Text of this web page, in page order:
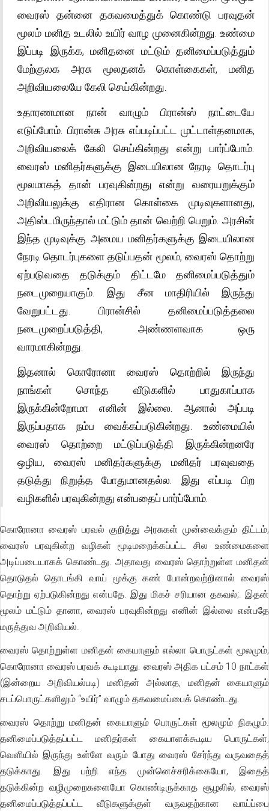
வைரஸ் தன்னை தகவமைத்துக் கொண்டு பரவுதன்
மூலம் மனித உடலில் உயிர் வாழ முனைகின்றது. உண்மை
இப்படி இருக்க, மனிதனை மட்டும் தனிமைப்படுத்தும்
மேற்குலக அரசு மூலதனக் கொள்கைகள், மனித
அறிவியலையே கேலி செய்கின்றது.
உதாரணமான நான் வாழும் பிரான்ஸ் நாட்டையே
எடுப்போம். பிரான்சு அரசு எப்படிப்பட்ட முட்டாள்தனமாக,
அறிவியலைக் கேலி செய்கின்றது என்று பார்ப்போம்.
வைரஸ் மனிதர்களுக்கு இடையிலான நேரடி தொடர்பு
மூலமாகத் தான் பரவுகின்றது என்று வரையறுக்கும்
அறிவியலுக்கு எதிரான கொள்கை முடிவுகளானது,
அதிஸ்டமிருந்தால் மட்டும் தான் வெற்றி பெறும். அரசின்
இந்த முடிவுக்கு அமைய மனிதர்களுக்கு இடையிலான
நேரடி தொடர்புகளை தடுப்பதன் மூலம், வைரஸ் தொற்று
ஏற்படுவதை தடுக்கும் திட்டமே தனிமைப்படுத்தும்
நடைமுறையாகும். இது சீன மாதிரியில் இருந்து
வேறுபட்டது. பிரான்சில் தனிமைப்படுத்தலை
நடைமுறைப்படுத்தி, அண்ணளவாக ஒரு
வாரமாகின்றது.
இதனால் கொரோனா வைரஸ் தொற்றில் இருந்து
நாங்கள் சொந்த வீடுகளில் பாதுகாப்பாக
இருக்கின்றோமா எனின் இல்லை. ஆனால் அப்படி
இருப்பதாக நம்ப வைக்கப்படுகின்றது. உண்மையில்
வைரஸ் தொற்றை மட்டுப்படுத்தி இருக்கின்றனரே
ஒழிய, வைரஸ் மனிதர்களுக்கு மனிதர் பரவுவதை
தடுத்து நிறுத்த போதுமானதல்ல. இது எப்படி பிற
வழிகளில் பரவுகின்றது என்பதைப் பார்ப்போம்.
கொரோனா வைரஸ் பரவல் குறித்து அரசுகள் முன்வைக்கும் திட்டம்,
வைரஸ் பரவுகின்ற வழிகள் மூடிமறைக்கப்பட்ட சில உண்மைகளை
அடிப்படையாகக் கொண்டது. அதாவது வைரஸ் தொற்றுள்ள மனிதன்
தொடுதல் தொடங்கி வாய் மூக்கு கண் போன்றவற்றினால் வைரஸ்
தொற்று ஏற்படுகின்றது என்பதே. இது மிகச் சரியான தகவல்;. இதன்
மூலம் மட்டும் தானா, வைரஸ் பரவுகின்றது எனின் இல்லை என்பதே
மருத்துவ அறிவியல்.
வைரஸ் தொற்றுள்ள மனிதன் கையாளும் எல்லா பொருட்கள் மூலமும்,
கொரோனா வைரஸ் பரவக் கூடியாது. வைரஸ் அதிக பட்சம் 10 நாட்கள்
(இன்றைய அறிவியல்படி) மனிதன் அல்லாத, மனிதன் கையாளும்
சடப்பொருட்களிலும் “உயிர்” வாழும் தகவமைப்பைக் கொண்டது.
வைரஸ் தொற்று மனிதன் கையாளும் பொருட்கள் மூலமும் நிகழும்.
தனிமைப்படுத்தப்பட்ட மனிதர்கள் கையாளக்கூடிய பொருட்கள்,
வெளியில் இருந்து உள்ளே வரும் போது வைரஸ் சேர்ந்து வருவதைத்
தடுக்காது. இது பற்றி எந்த முன்னெச்சரிக்கையோ, இதைத்
தடுக்கின்ற வழிமுறைகளையோ கொண்டிருக்காத சூழலில், வைரஸ்
தனிமைப்படுத்தப்பட்ட வீடுகளுக்குள் வருவதற்கான வாய்ப்பை